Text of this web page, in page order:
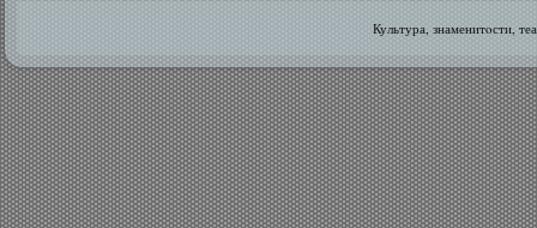
Культура, знаменитοсти,